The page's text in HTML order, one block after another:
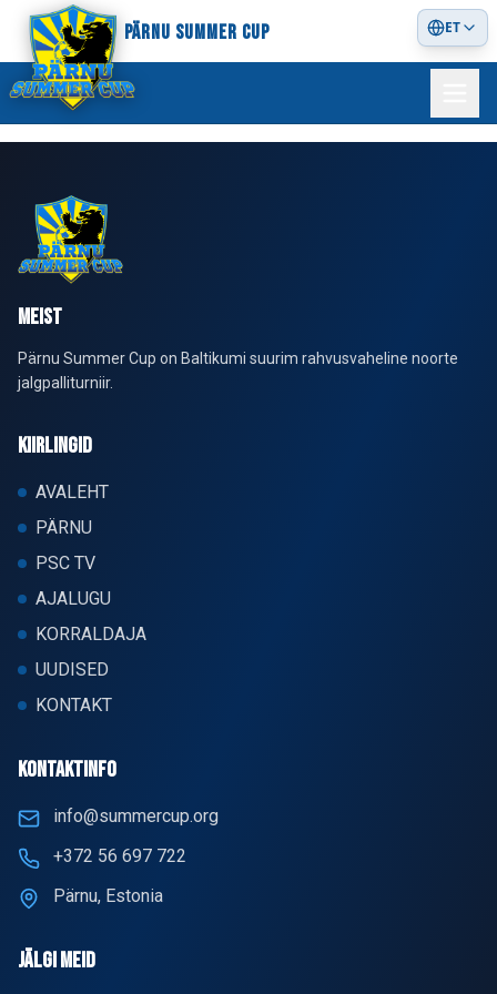
PÄRNU SUMMER CUP ET
MEIST
Pärnu Summer Cup on Baltikumi suurim rahvusvaheline noorte
jalgpalliturniir.
KIIRLINGID
AVALEHT
PÄRNU
PSC TV
AJALUGU
KORRALDAJA
UUDISED
KONTAKT
KONTAKTINFO
info@summercup.org
+372 56 697 722
Pärnu, Estonia
JÄLGI MEID